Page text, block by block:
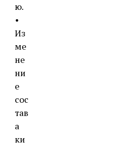
ю.
•
Из
ме
не
ни
е
сос
тав
а
ки